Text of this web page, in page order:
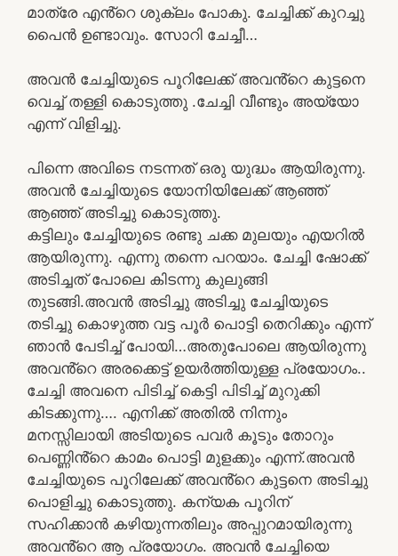
മാത്രേ എൻ്റെ ശുക്ലം പോകു. ചേച്ചിക്ക് കുറച്ചു
പൈൻ ഉണ്ടാവും. സോറി ചേച്ചീ…
അവൻ ചേച്ചിയുടെ പൂറിലേക്ക് അവൻ്റെ കുട്ടനെ
വെച്ച് തള്ളി കൊടുത്തു .ചേച്ചി വീണ്ടും അയ്യോ
എന്ന് വിളിച്ചു.
പിന്നെ അവിടെ നടന്നത് ഒരു യുദ്ധം ആയിരുന്നു.
അവൻ ചേച്ചിയുടെ യോനിയിലേക്ക് ആഞ്ഞ്
ആഞ്ഞ് അടിച്ചു കൊടുത്തു.
കട്ടിലും ചേച്ചിയുടെ രണ്ടു ചക്ക മുലയും എയറിൽ
ആയിരുന്നു. എന്നു തന്നെ പറയാം. ചേച്ചി ഷോക്ക്
അടിച്ചത് പോലെ കിടന്നു കുലുങ്ങി
തുടങ്ങി.അവൻ അടിച്ചു അടിച്ചു ചേച്ചിയുടെ
തടിച്ചു കൊഴുത്ത വട്ട പൂർ പൊട്ടി തെറിക്കും എന്ന്
ഞാൻ പേടിച്ച് പോയി…അതുപോലെ ആയിരുന്നു
അവൻ്റെ അരക്കെട്ട് ഉയർത്തിയുള്ള പ്രയോഗം..
ചേച്ചി അവനെ പിടിച്ച് കെട്ടി പിടിച്ച് മുറുക്കി
കിടക്കുന്നു…. എനിക്ക് അതിൽ നിന്നും
മനസ്സിലായി അടിയുടെ പവർ കൂടും തോറും
പെണ്ണിൻ്റെ കാമം പൊട്ടി മുളക്കും എന്ന്.അവൻ
ചേച്ചിയുടെ പൂറിലേക്ക് അവൻ്റെ കുട്ടനെ അടിച്ചു
പൊളിച്ചു കൊടുത്തു. കന്യക പൂറിന്
സഹിക്കാൻ കഴിയുന്നതിലും അപ്പുറമായിരുന്നു
അവൻ്റെ ആ പ്രയോഗം. അവൻ ചേച്ചിയെ